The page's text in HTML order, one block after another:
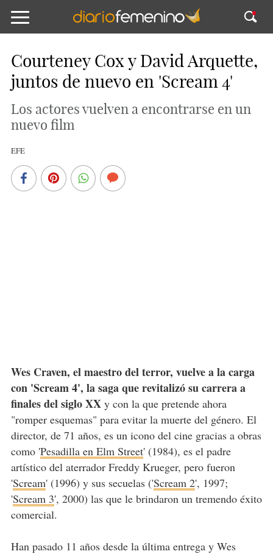
Courteney Cox y David Arquette,
juntos de nuevo en 'Scream 4'
Los actores vuelven a encontrarse en un
nuevo film
EFE
Wes Craven, el maestro del terror, vuelve a la carga
con 'Scream 4', la saga que revitalizó su carrera a
finales del siglo XXy con la que pretende ahora
"romper esquemas" para evitar la muerte del género. El
director, de 71 años, es un icono del cine gracias a obras
como 'Pesadilla en Elm Street' (1984), es el padre
artístico del aterrador Freddy Krueger, pero fueron
'Scream' (1996) y sus secuelas ('Scream 2', 1997;
'Scream 3', 2000) las que le brindaron un tremendo éxito
comercial.
Han pasado 11 años desde la última entrega y Wes